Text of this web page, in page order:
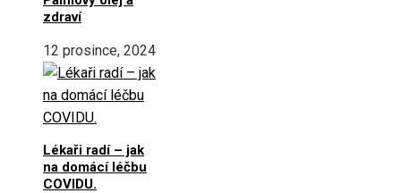
zdraví
12 prosince, 2024
Lékaři radí – jak
na domácí léčbu
COVIDU.